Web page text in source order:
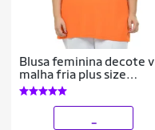
Blusa feminina decote v
malha fria plus size
fenomenal(sem
elasticidade) Laranja 56